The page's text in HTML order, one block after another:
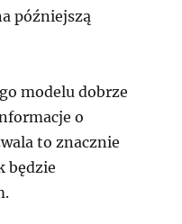
późniejszą
modelu dobrze
o
to znacznie
będzie